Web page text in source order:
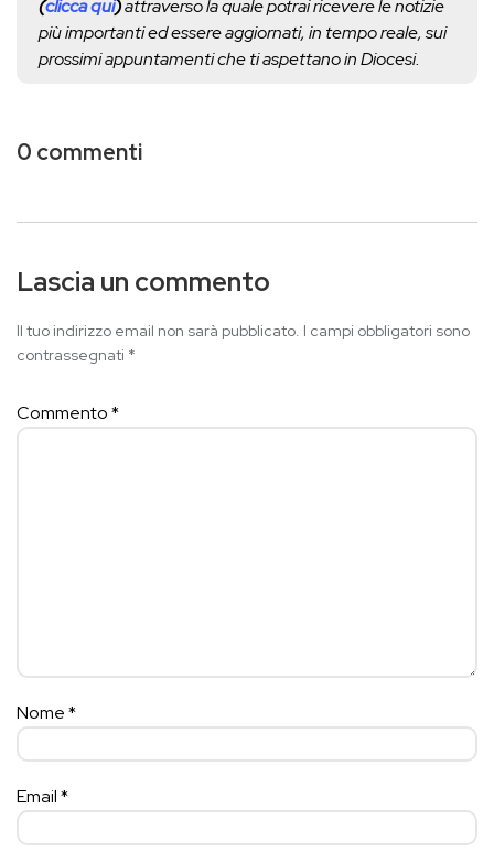
(clicca qui)attraverso la quale potrai ricevere le notizie
più importanti ed essere aggiornati, in tempo reale, sui
prossimi appuntamenti che ti aspettano in Diocesi.
0 commenti
Lascia un commento
Il tuo indirizzo email non sarà pubblicato. I campi obbligatori sono
contrassegnati *
Commento*
Nome*
Email*